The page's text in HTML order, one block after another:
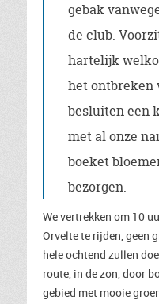
gebak
de club.
hartelijk
het ontbreken
besluiten een
met al onze
boeket
bezorgen.
We vertrekken om 10
Orvelte te rijden, geen
hele ochtend zullen
route, in de zon, door
gebied met mooie